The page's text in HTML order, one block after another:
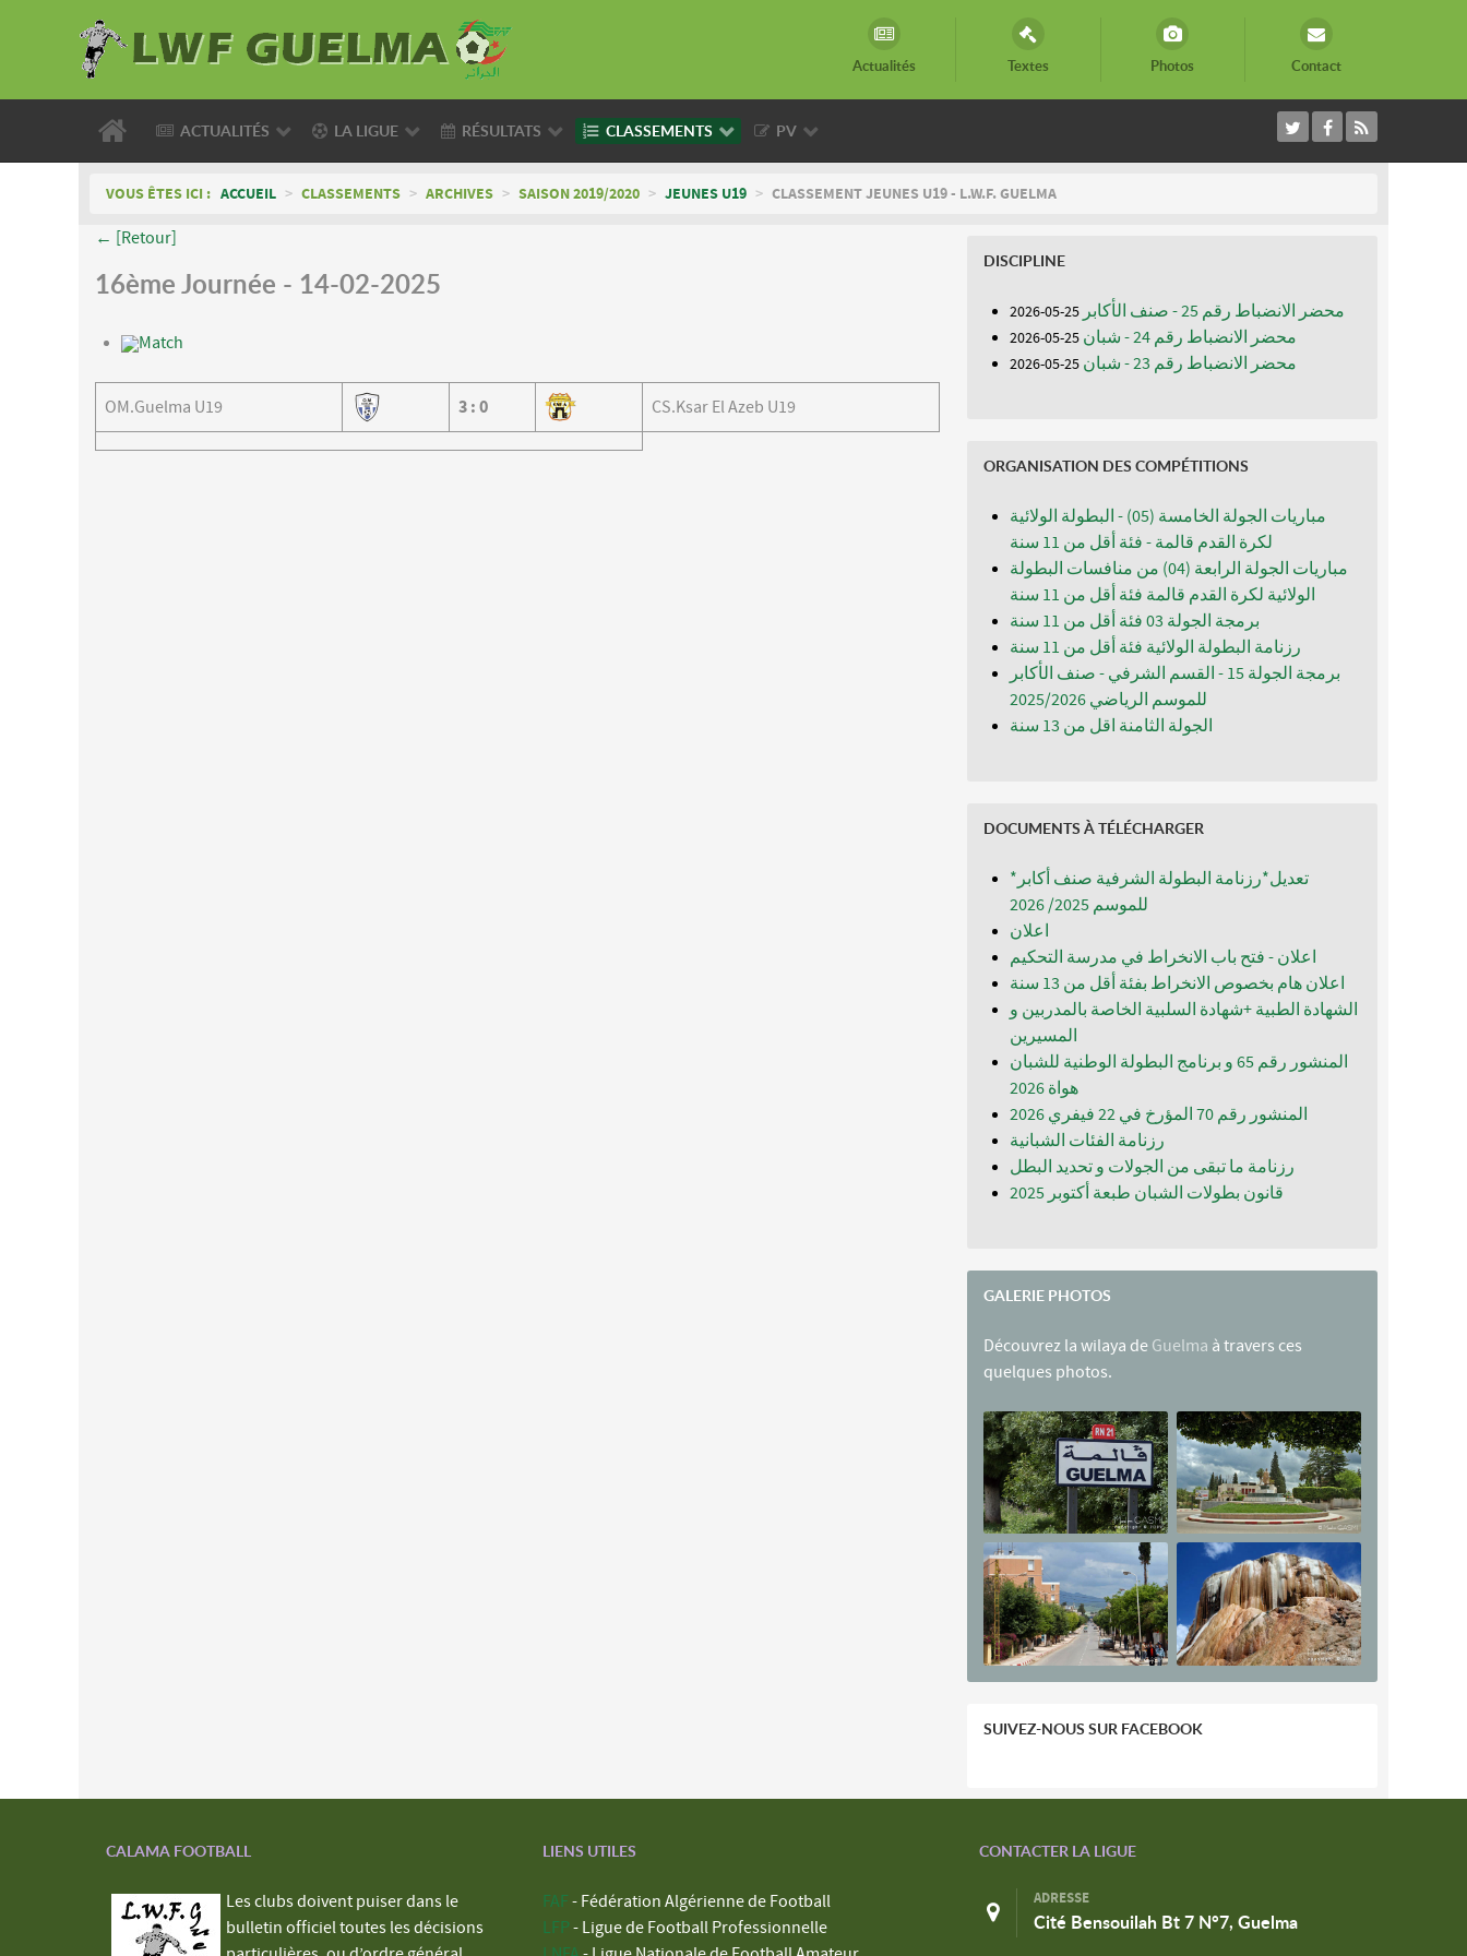
Actualités Textes Photos Contact
ACTUALITÉS LA LIGUE RÉSULTATS CLASSEMENTS PV
VOUS ÊTES ICI : ACCUEIL > CLASSEMENTS > ARCHIVES > SAISON 2019/2020 > JEUNES U19 > CLASSEMENT JEUNES U19 - L.W.F. GUELMA
← [Retour]
16ème Journée - 14-02-2025
Match
OM.Guelma U19 3 : 0 CS.Ksar El Azeb U19
DISCIPLINE
محضر الانضباط رقم 25 - صنف الأكابر 25-05-2026
محضر الانضباط رقم 24 - شبان 25-05-2026
محضر الانضباط رقم 23 - شبان 25-05-2026
ORGANISATION DES COMPÉTITIONS
مباريات الجولة الخامسة (05) - البطولة الولائية
لكرة القدم قالمة - فئة أقل من 11 سنة
مباريات الجولة الرابعة (04) من منافسات البطولة
الولائية لكرة القدم قالمة فئة أقل من 11 سنة
برمجة الجولة 03 فئة أقل من 11 سنة
رزنامة البطولة الولائية فئة أقل من 11 سنة
برمجة الجولة 15 - القسم الشرفي - صنف الأكابر
للموسم الرياضي 2025/2026
الجولة الثامنة اقل من 13 سنة
DOCUMENTS À TÉLÉCHARGER
*تعديل*رزنامة البطولة الشرفية صنف أكابر
للموسم 2025/ 2026
اعلان
اعلان - فتح باب الانخراط في مدرسة التحكيم
اعلان هام بخصوص الانخراط بفئة أقل من 13 سنة
الشهادة الطبية +شهادة السلبية الخاصة بالمدربين و
المسيرين
المنشور رقم 65 و برنامج البطولة الوطنية للشبان
المنشور رقم 70 المؤرخ في 22 فيفري 2026
رزنامة الفئات الشبانية
رزنامة ما تبقى من الجولات و تحديد البطل
قانون بطولات الشبان طبعة أكتوبر 2025
GALERIE PHOTOS
Découvrez la wilaya de Guelma à travers ces
quelques photos.
SUIVEZ-NOUS SUR FACEBOOK
CALAMA FOOTBALL
Les clubs doivent puiser dans le
bulletin officiel toutes les décisions
LIENS UTILES
FAF - Fédération Algérienne de Football
LFP - Ligue de Football Professionnelle
CONTACTER LA LIGUE
ADRESSE
Cité Bensouilah Bt 7 N°7, Guelma